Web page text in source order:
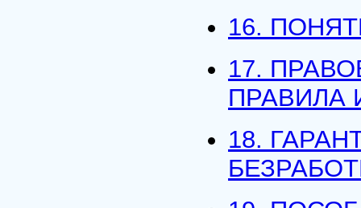
16.
17.
ПРАВИЛА
18.